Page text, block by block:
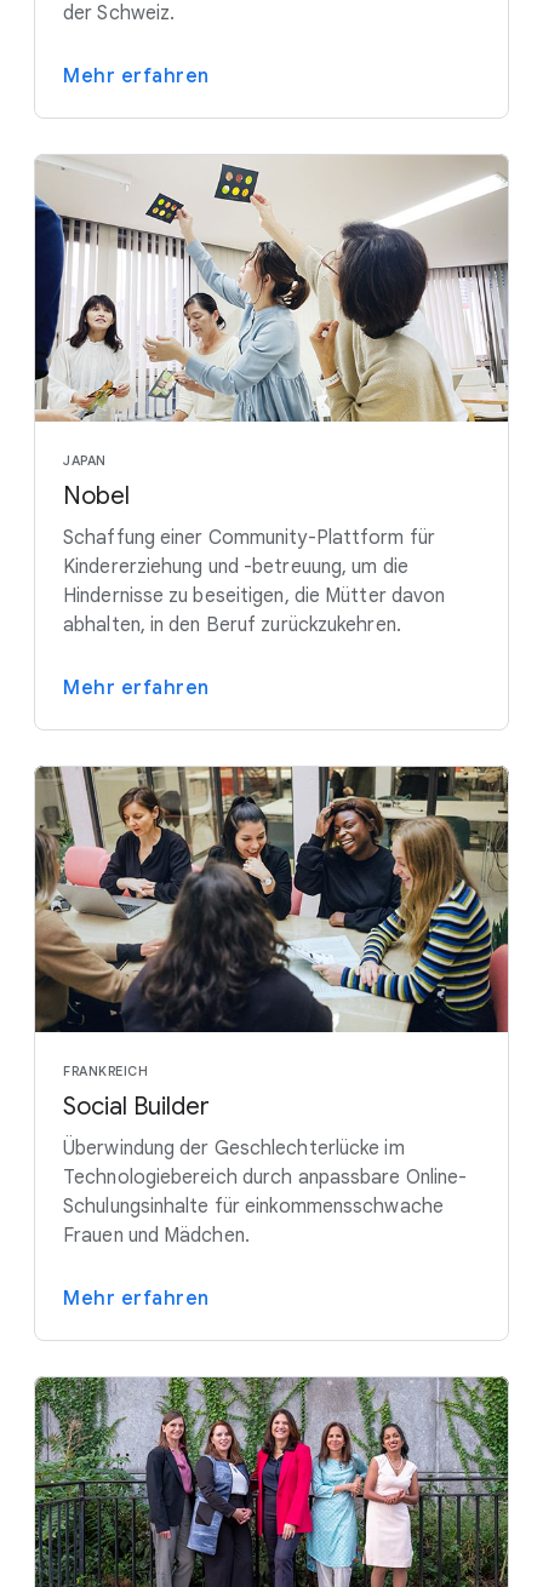
der Schweiz.
Mehr erfahren
JAPAN
Nobel
Schaffung einer Community-Plattform für
Kindererziehung und -betreuung, um die
Hindernisse zu beseitigen, die Mütter davon
abhalten, in den Beruf zurückzukehren.
Mehr erfahren
FRANKREICH
Social Builder
Überwindung der Geschlechterlücke im
Technologiebereich durch anpassbare Online-
Schulungsinhalte für einkommensschwache
Frauen und Mädchen.
Mehr erfahren